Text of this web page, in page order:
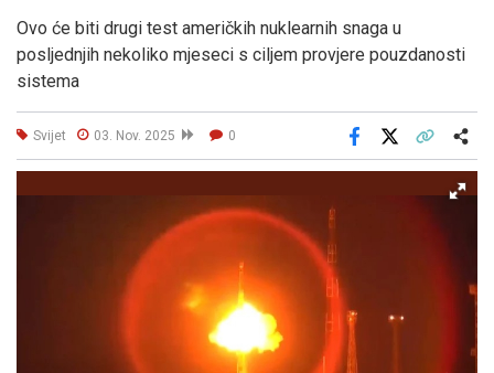
Ovo će biti drugi test američkih nuklearnih snaga u
posljednjih nekoliko mjeseci s ciljem provjere pouzdanosti
sistema
Svijet 03. Nov. 2025 0
Facebook